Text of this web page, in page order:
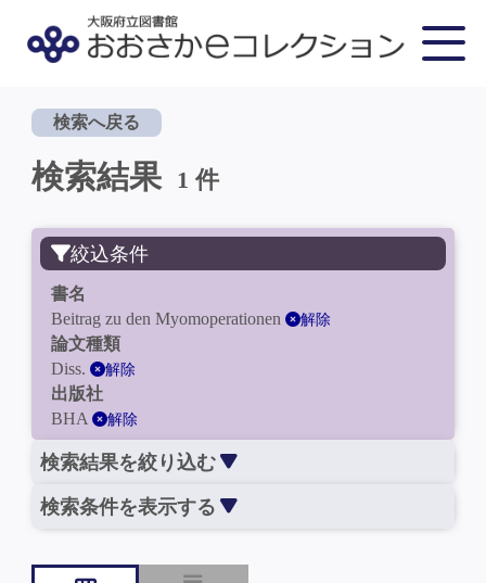
検索へ戻る
検索結果 1 件
絞込条件
書名
Beitrag zu den Myomoperationen
解除
論文種類
Diss.
解除
出版社
BHA
解除
検索結果を絞り込む
検索条件を表示する